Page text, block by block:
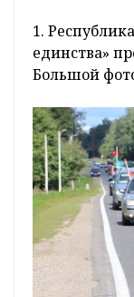
1.
единства»
Большой